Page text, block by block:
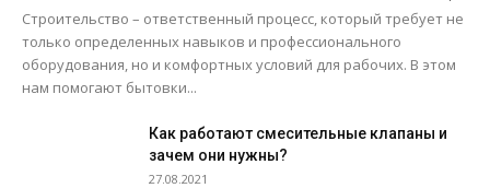
Строительство – ответственный процесс, который требует не
только определенных навыков и профессионального
оборудования, но и комфортных условий для рабочих. В этом
нам помогают бытовки...
Как работают смесительные клапаны и
зачем они нужны?
27.08.2021